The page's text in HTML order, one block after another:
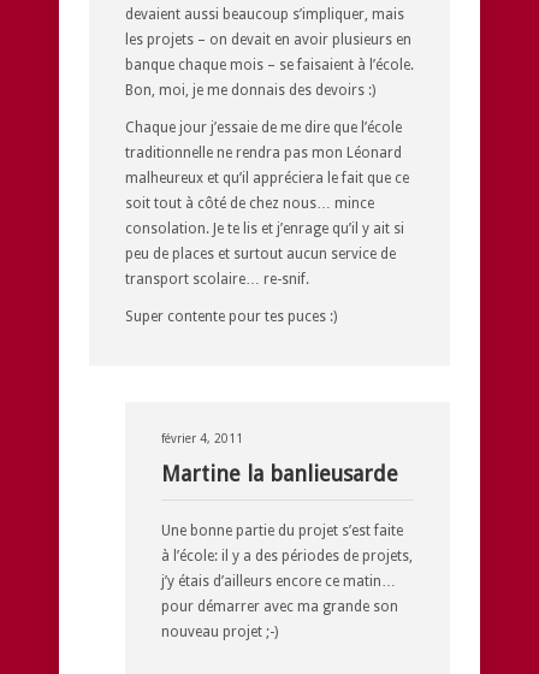
devaient aussi beaucoup s’impliquer, mais
les projets – on devait en avoir plusieurs en
banque chaque mois – se faisaient à l’école.
Bon, moi, je me donnais des devoirs :)
Chaque jour j’essaie de me dire que l’école
traditionnelle ne rendra pas mon Léonard
malheureux et qu’il appréciera le fait que ce
soit tout à côté de chez nous… mince
consolation. Je te lis et j’enrage qu’il y ait si
peu de places et surtout aucun service de
transport scolaire… re-snif.
Super contente pour tes puces :)
février 4, 2011
Martine la banlieusarde
Une bonne partie du projet s’est faite
à l’école: il y a des périodes de projets,
j’y étais d’ailleurs encore ce matin…
pour démarrer avec ma grande son
nouveau projet ;-)